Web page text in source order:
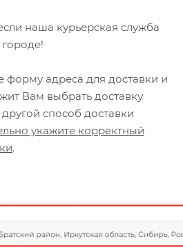
наша курьерская служба
форму адреса для доставки и
Вам выбрать доставку
другой способ доставки
укажите корректный
.